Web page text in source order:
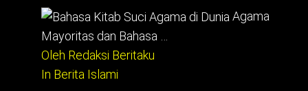
Agama
Mayoritas dan Bahasa …
Oleh Redaksi Beritaku
In Berita Islami